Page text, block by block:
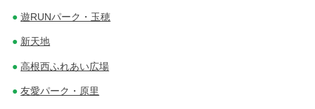
遊RUNパーク・玉穂
新天地
高根西ふれあい広場
友愛パーク・原里